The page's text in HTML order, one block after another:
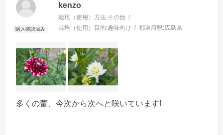
kenzo
栽培（使用）方法:その他
栽培（使用）目的:趣味向け 都道府県:広島県
多くの蕾、今次から次へと咲いています!